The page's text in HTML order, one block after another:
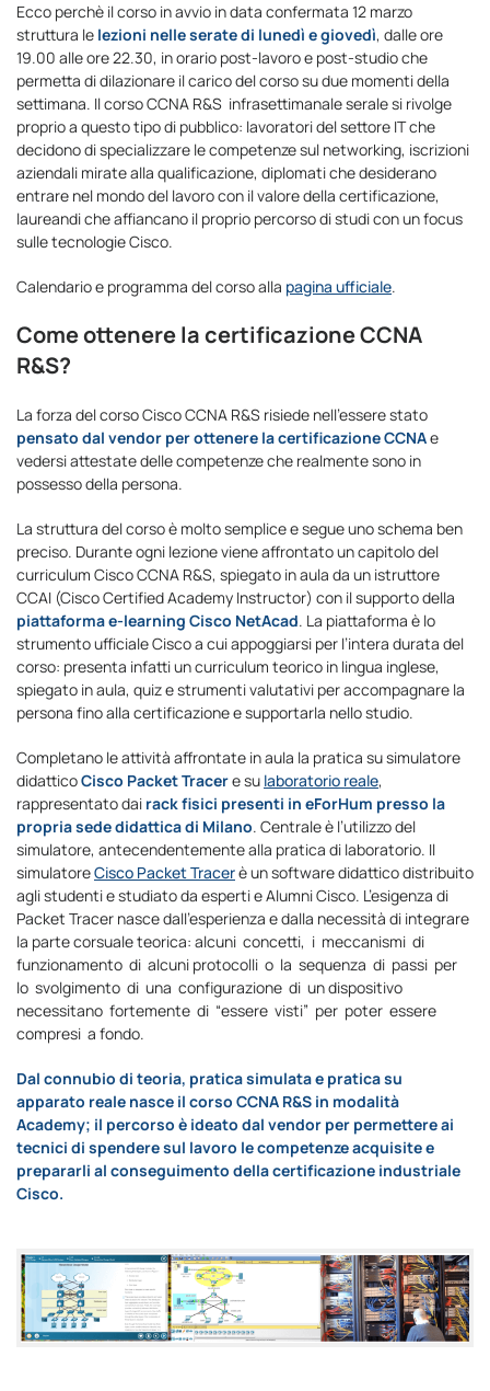
Ecco perchè il corso in avvio in data confermata 12 marzo
struttura le lezioni nelle serate di lunedì e giovedì, dalle ore
19.00 alle ore 22.30, in orario post-lavoro e post-studio che
permetta di dilazionare il carico del corso su due momenti della
settimana. Il corso CCNA R&S infrasettimanale serale si rivolge
proprio a questo tipo di pubblico: lavoratori del settore IT che
decidono di specializzare le competenze sul networking, iscrizioni
aziendali mirate alla qualificazione, diplomati che desiderano
entrare nel mondo del lavoro con il valore della certificazione,
laureandi che affiancano il proprio percorso di studi con un focus
sulle tecnologie Cisco.
Calendario e programma del corso alla pagina ufficiale.
Come ottenere la certificazione CCNA
R&S?
La forza del corso Cisco CCNA R&S risiede nell’essere stato
pensato dal vendor per ottenere la certificazione CCNAe
vedersi attestate delle competenze che realmente sono in
possesso della persona.
La struttura del corso è molto semplice e segue uno schema ben
preciso. Durante ogni lezione viene affrontato un capitolo del
curriculum Cisco CCNA R&S, spiegato in aula da un istruttore
CCAI (Cisco Certified Academy Instructor) con il supporto della
piattaforma e-learning Cisco NetAcad. La piattaforma è lo
strumento ufficiale Cisco a cui appoggiarsi per l’intera durata del
corso: presenta infatti un curriculum teorico in lingua inglese,
spiegato in aula, quiz e strumenti valutativi per accompagnare la
persona fino alla certificazione e supportarla nello studio.
Completano le attività affrontate in aula la pratica su simulatore
didatticoCisco Packet Tracere su laboratorio reale,
rappresentato dai rack fisici presenti in eForHum presso la
propria sede didattica di Milano. Centrale è l’utilizzo del
simulatore, antecendentemente alla pratica di laboratorio. Il
simulatoreCisco Packet Tracerè un software didattico distribuito
agli studenti e studiato da esperti e Alumni Cisco. L’esigenza di
Packet Tracer nasce dall’esperienza e dalla necessità di integrare
la parte corsuale teorica: alcuni concetti, i meccanismi di
funzionamento di alcuni protocolli o la sequenza di passi per
lo svolgimento di una configurazione di un dispositivo
necessitano fortemente di “essere visti” per poter essere
compresi a fondo.
Dal connubio di teoria, pratica simulata e pratica su
apparato reale nasce il corso CCNA R&S in modalità
Academy; il percorso è ideato dal vendor per permettere ai
tecnici di spendere sul lavoro le competenze acquisite e
prepararli al conseguimento della certificazione industriale
Cisco.